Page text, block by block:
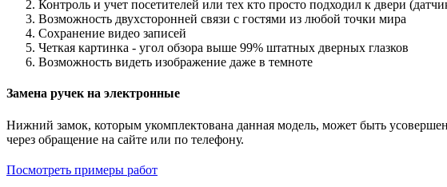
Контроль и учет посетителей или тех кто просто подходил к двери
Возможность двухсторонней связи с гостями из любой точки мира
Сохранение видео записей
Четкая картинка - угол обзора выше 99% штатных дверных глазков
Возможность видеть изображение даже в темноте
Замена ручек на электронные
Нижний замок, которым укомплектована данная модель, может быть
через обращение на сайте или по телефону.
Посмотреть примеры работ